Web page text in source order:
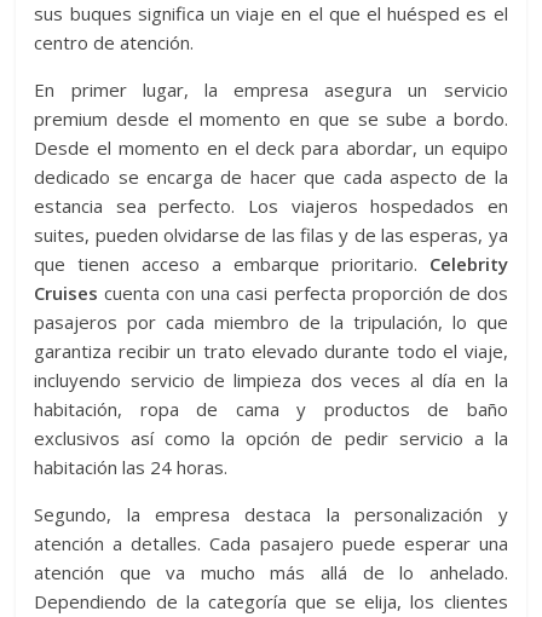
sus buques significa un viaje en el que el huésped es el
centro de atención.
En primer lugar, la empresa asegura un servicio
premium desde el momento en que se sube a bordo.
Desde el momento en el deck para abordar, un equipo
dedicado se encarga de hacer que cada aspecto de la
estancia sea perfecto. Los viajeros hospedados en
suites, pueden olvidarse de las filas y de las esperas, ya
que tienen acceso a embarque prioritario. Celebrity
Cruises cuenta con una casi perfecta proporción de dos
pasajeros por cada miembro de la tripulación, lo que
garantiza recibir un trato elevado durante todo el viaje,
incluyendo servicio de limpieza dos veces al día en la
habitación, ropa de cama y productos de baño
exclusivos así como la opción de pedir servicio a la
habitación las 24 horas.
Segundo, la empresa destaca la personalización y
atención a detalles. Cada pasajero puede esperar una
atención que va mucho más allá de lo anhelado.
Dependiendo de la categoría que se elija, los clientes